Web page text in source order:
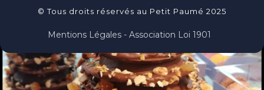
© Tous droits réservés au Petit Paumé 2025
Mentions Légales - Association Loi 1901